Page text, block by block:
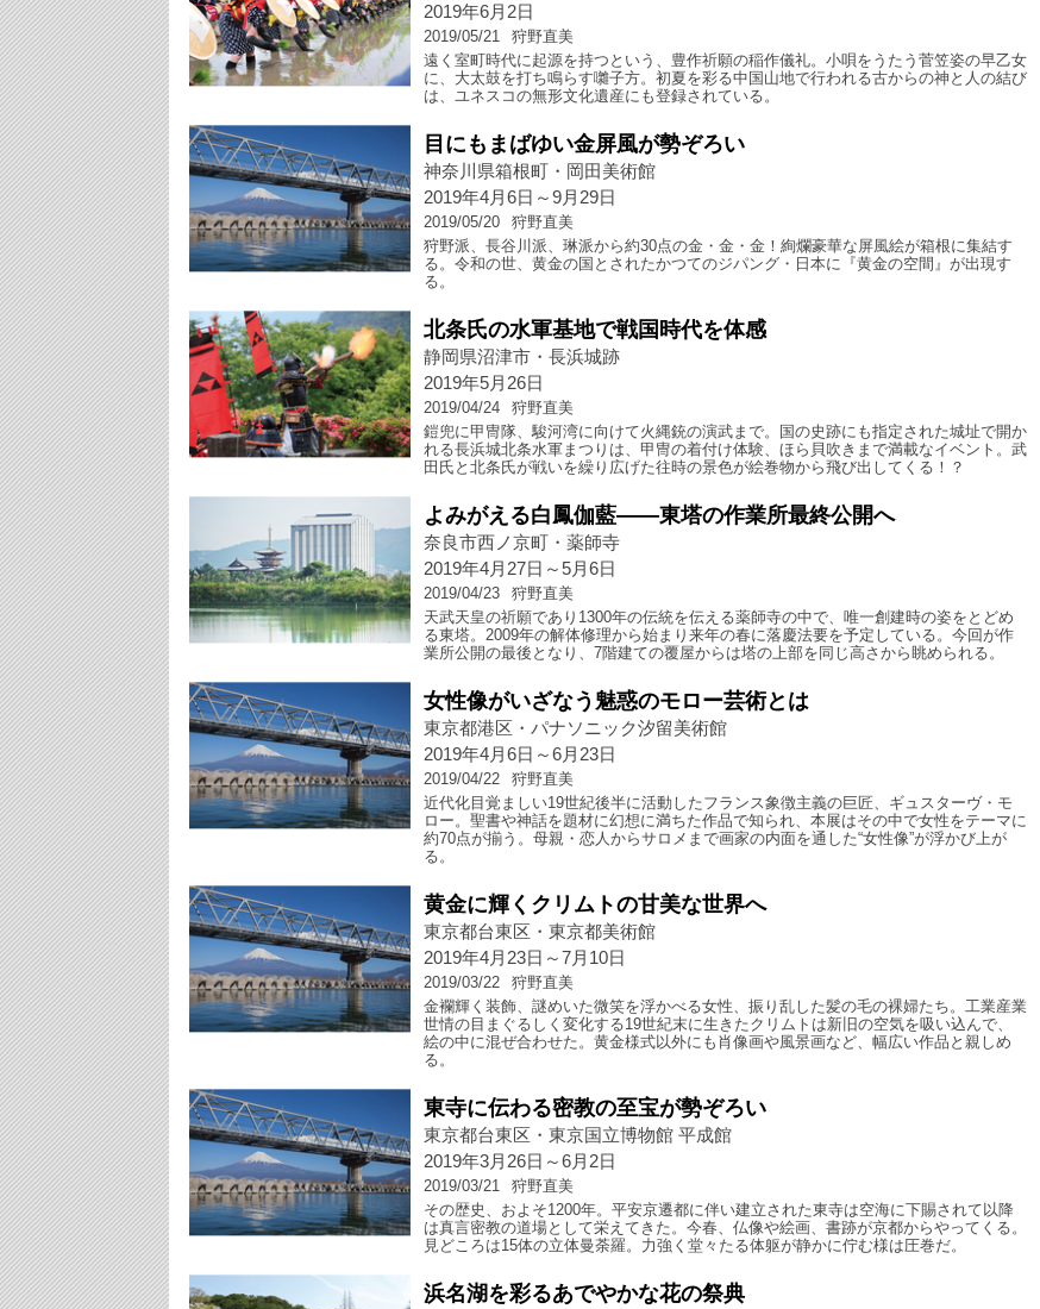
2019年6月2日
2019/05/21
狩野直美
遠く室町時代に起源を持つという、豊作祈願の稲作儀礼。小唄をうたう菅笠姿の早乙女
に、大太鼓を打ち鳴らす囃子方。初夏を彩る中国山地で行われる古からの神と人の結び
は、ユネスコの無形文化遺産にも登録されている。
目にもまばゆい金屏風が勢ぞろい
神奈川県箱根町・岡田美術館
2019年4月6日～9月29日
2019/05/20
狩野直美
狩野派、長谷川派、琳派から約30点の金・金・金！絢爛豪華な屏風絵が箱根に集結す
る。令和の世、黄金の国とされたかつてのジパング・日本に『黄金の空間』が出現す
る。
北条氏の水軍基地で戦国時代を体感
静岡県沼津市・長浜城跡
2019年5月26日
2019/04/24
狩野直美
鎧兜に甲冑隊、駿河湾に向けて火縄銃の演武まで。国の史跡にも指定された城址で開か
れる長浜城北条水軍まつりは、甲冑の着付け体験、ほら貝吹きまで満載なイベント。武
田氏と北条氏が戦いを繰り広げた往時の景色が絵巻物から飛び出してくる！？
よみがえる白鳳伽藍――東塔の作業所最終公開へ
奈良市西ノ京町・薬師寺
2019年4月27日～5月6日
2019/04/23
狩野直美
天武天皇の祈願であり1300年の伝統を伝える薬師寺の中で、唯一創建時の姿をとどめ
る東塔。2009年の解体修理から始まり来年の春に落慶法要を予定している。今回が作
業所公開の最後となり、7階建ての覆屋からは塔の上部を同じ高さから眺められる。
女性像がいざなう魅惑のモロー芸術とは
東京都港区・パナソニック汐留美術館
2019年4月6日～6月23日
2019/04/22
狩野直美
近代化目覚ましい19世紀後半に活動したフランス象徴主義の巨匠、ギュスターヴ・モ
ロー。聖書や神話を題材に幻想に満ちた作品で知られ、本展はその中で女性をテーマに
約70点が揃う。母親・恋人からサロメまで画家の内面を通した“女性像”が浮かび上が
る。
黄金に輝くクリムトの甘美な世界へ
東京都台東区・東京都美術館
2019年4月23日～7月10日
2019/03/22
狩野直美
金襴輝く装飾、謎めいた微笑を浮かべる女性、振り乱した髪の毛の裸婦たち。工業産業
世情の目まぐるしく変化する19世紀末に生きたクリムトは新旧の空気を吸い込んで、
絵の中に混ぜ合わせた。黄金様式以外にも肖像画や風景画など、幅広い作品と親しめ
る。
東寺に伝わる密教の至宝が勢ぞろい
東京都台東区・東京国立博物館 平成館
2019年3月26日～6月2日
2019/03/21
狩野直美
その歴史、およそ1200年。平安京遷都に伴い建立された東寺は空海に下賜されて以降
は真言密教の道場として栄えてきた。今春、仏像や絵画、書跡が京都からやってくる。
見どころは15体の立体曼荼羅。力強く堂々たる体躯が静かに佇む様は圧巻だ。
浜名湖を彩るあでやかな花の祭典